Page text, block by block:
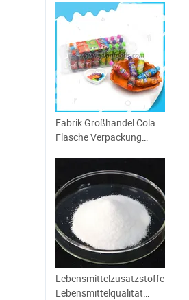
Fabrik Großhandel Cola
Flasche Verpackung
Lebensmittelzusatzstoffe
Lebensmittelqualität